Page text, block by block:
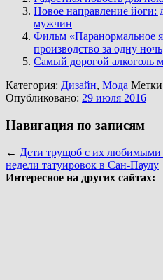
Новое направление йоги:
мужчин
Фильм «Паранормальное
производство за одну ночь
Самый дорогой алкоголь
Категория: Дизайн, Мода
Опубликовано: 29 июля 2016
Навигация по записям
← Дети трущоб с их
недели татуировок в Сан-Паулу
Интересное на других сайтах: